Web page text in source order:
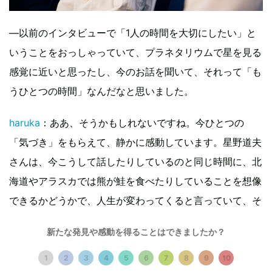
—以前のインタビューで「1人の時間を大切にしたい」と
いうことをおっしゃっていて、プラネタリウムで星を見る
感覚に近いと思ったし、今のお話を聞いて、それって「も
うひとつの時間」なんだなと思いました。
haruka ：ああ、そうかもしれないですね。今ひとつの
「気づき」をもらえて、静かに感動しています。星野道夫
さんは、今こうして話したりしているのと同じ時間に、北
海道やアラスカでは熊が鮭を食べたりしていることを想像
できるかどうかで、人生が変わってくると言っていて、そ
たんです。本当は同じ時間軸に存在している、大いなる自
然を、日々感じられているかどうか。大きな「気づき」だ
新たな発見や感動を得ることはできましたか？
1 2 3 4 5 6 7 8 9 10